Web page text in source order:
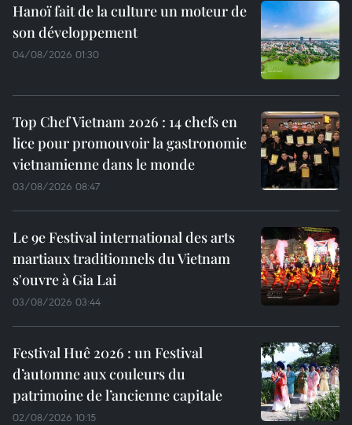
Hanoï fait de la culture un moteur de
son développement
04/08/2026 01:30
Top Chef Vietnam 2026 : 14 chefs en
lice pour promouvoir la gastronomie
vietnamienne dans le monde
03/08/2026 08:47
Le 9e Festival international des arts
martiaux traditionnels du Vietnam
s'ouvre à Gia Lai
03/08/2026 03:44
Festival Huê 2026 : un Festival
d’automne aux couleurs du
patrimoine de l’ancienne capitale
02/08/2026 10:15